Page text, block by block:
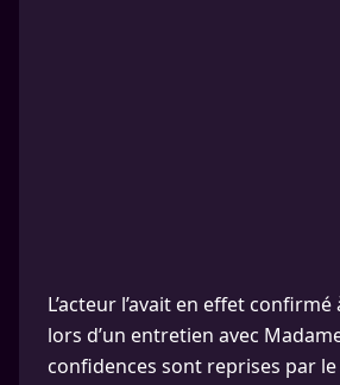
L’acteur l’avait en effet
lors d’un entretien avec
confidences sont reprises par